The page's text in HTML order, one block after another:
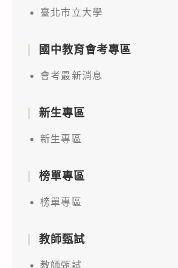
臺北市立大學
國中教育會考專區
會考最新消息
新生專區
新生專區
榜單專區
榜單專區
教師甄試
教師甄試